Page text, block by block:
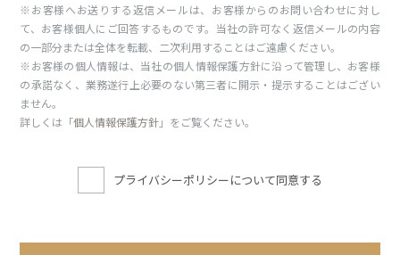
※お客様へお送りする返信メールは、お客様からのお問い合わせに対し
て、お客様個人にご回答するものです。当社の許可なく返信メールの内容
の一部分または全体を転載、二次利用することはご遠慮ください。
※お客様の個人情報は、当社の個人情報保護方針に沿って管理し、お客様
の承諾なく、業務遂行上必要のない第三者に開示・提示することはござい
ません。
詳しくは「個人情報保護方針」をご覧ください。
プライバシーポリシーについて同意する